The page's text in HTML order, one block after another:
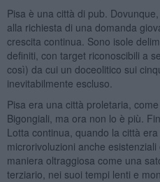
Pisa è una città di pub.
alla richiesta di una domanda
crescita continua. Sono isole
definiti, con target riconoscibili a
così) da cui un doceolitico sui
inevitabilmente escluso.
Pisa era una città proletaria,
Bigongiali, ma ora non lo è più.
Lotta continua, quando la città
microrivoluzioni anche
maniera oltraggiosa come una
terziario, nei suoi tempi lenti e